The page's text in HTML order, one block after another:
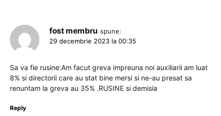
fost membru spune:
29 decembrie 2023 la 00:35
Sa va fie rusine:Am facut greva impreuna noi auxiliarii am luat
8% si directorii care au stat bine mersi si ne-au presat sa
renuntam la greva au 35% .RUSINE si demisia
Reply